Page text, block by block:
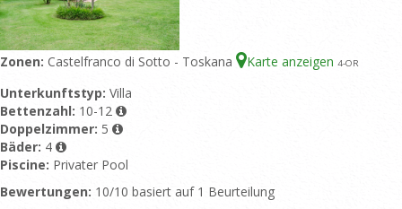
Zonen: Castelfranco di Sotto - Toskana Karte anzeigen 4-OR
Unterkunftstyp: Villa
Bettenzahl: 10-12
Doppelzimmer: 5
Bäder: 4
Piscine: Privater Pool
Bewertungen: 10/10 basiert auf 1 Beurteilung